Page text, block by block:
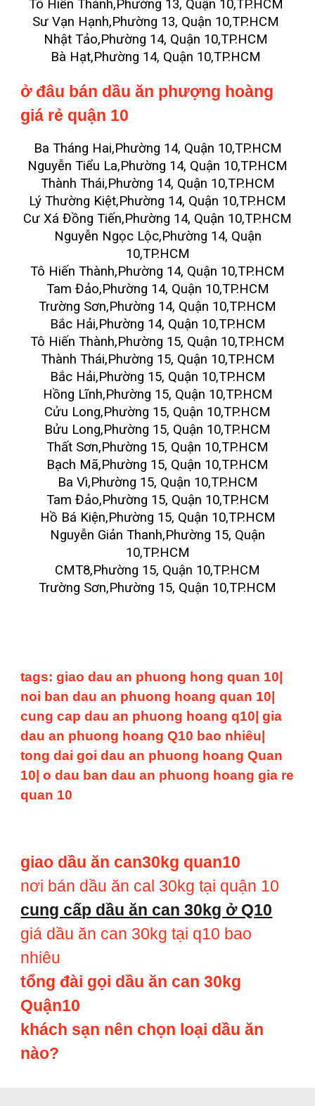
Tô Hiến Thành,Phường 13, Quận 10,TP.HCM
Sư Vạn Hạnh,Phường 13, Quận 10,TP.HCM
Nhật Tảo,Phường 14, Quận 10,TP.HCM
Bà Hạt,Phường 14, Quận 10,TP.HCM
ở đâu bán dầu ăn phượng hoàng
giá rẻ quận 10
Ba Tháng Hai,Phường 14, Quận 10,TP.HCM
Nguyễn Tiểu La,Phường 14, Quận 10,TP.HCM
Thành Thái,Phường 14, Quận 10,TP.HCM
Lý Thường Kiệt,Phường 14, Quận 10,TP.HCM
Cư Xá Đồng Tiến,Phường 14, Quận 10,TP.HCM
Nguyễn Ngọc Lộc,Phường 14, Quận
10,TP.HCM
Tô Hiến Thành,Phường 14, Quận 10,TP.HCM
Tam Đảo,Phường 14, Quận 10,TP.HCM
Trường Sơn,Phường 14, Quận 10,TP.HCM
Bắc Hải,Phường 14, Quận 10,TP.HCM
Tô Hiến Thành,Phường 15, Quận 10,TP.HCM
Thành Thái,Phường 15, Quận 10,TP.HCM
Bắc Hải,Phường 15, Quận 10,TP.HCM
Hồng Lĩnh,Phường 15, Quận 10,TP.HCM
Cửu Long,Phường 15, Quận 10,TP.HCM
Bửu Long,Phường 15, Quận 10,TP.HCM
Thất Sơn,Phường 15, Quận 10,TP.HCM
Bạch Mã,Phường 15, Quận 10,TP.HCM
Ba Vì,Phường 15, Quận 10,TP.HCM
Tam Đảo,Phường 15, Quận 10,TP.HCM
Hồ Bá Kiện,Phường 15, Quận 10,TP.HCM
Nguyễn Giản Thanh,Phường 15, Quận
10,TP.HCM
CMT8,Phường 15, Quận 10,TP.HCM
Trường Sơn,Phường 15, Quận 10,TP.HCM
tags: giao dau an phuong hong quan 10|
noi ban dau an phuong hoang quan 10|
cung cap dau an phuong hoang q10| gia
dau an phuong hoang Q10 bao nhiêu|
tong dai goi dau an phuong hoang Quan
10| o dau ban dau an phuong hoang gia re
quan 10
giao dầu ăn can30kg quan10
nơi bán dầu ăn cal 30kg tại quận 10
cung cấp dầu ăn can 30kg ở Q10
giá dầu ăn can 30kg tại q10 bao
nhiêu
tổng đài gọi dầu ăn can 30kg
Quận10
khách sạn nên chọn loại dầu ăn
nào?